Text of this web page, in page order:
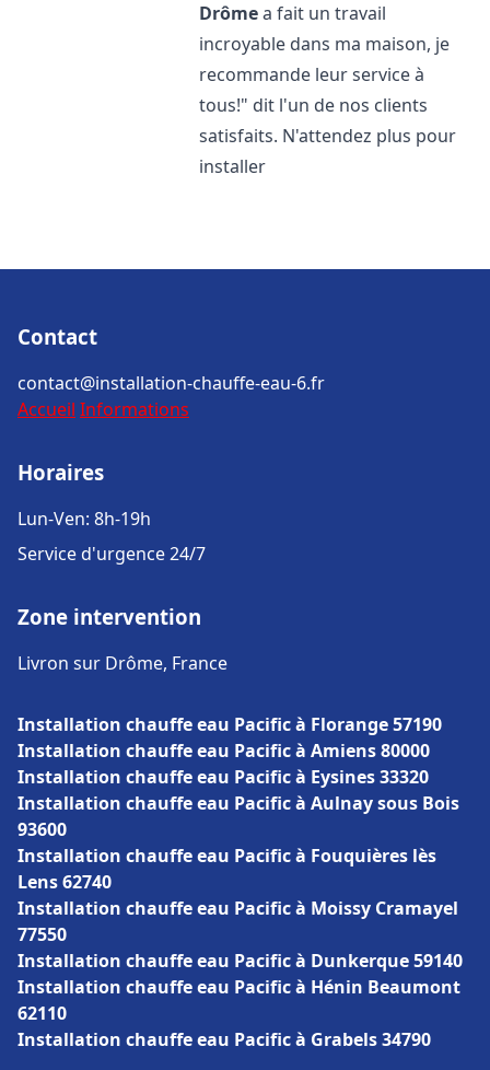
Drômea fait un travail
incroyable dans ma maison, je
recommande leur service à
tous!" dit l'un de nos clients
satisfaits. N'attendez plus pour
installer
Contact
contact@installation-chauffe-eau-6.fr
Accueil Informations
Horaires
Lun-Ven: 8h-19h
Service d'urgence 24/7
Zone intervention
Livron sur Drôme, France
Installation chauffe eau Pacific à Florange 57190
Installation chauffe eau Pacific à Amiens 80000
Installation chauffe eau Pacific à Eysines 33320
Installation chauffe eau Pacific à Aulnay sous Bois
93600
Installation chauffe eau Pacific à Fouquières lès
Lens 62740
Installation chauffe eau Pacific à Moissy Cramayel
77550
Installation chauffe eau Pacific à Dunkerque 59140
Installation chauffe eau Pacific à Hénin Beaumont
62110
Installation chauffe eau Pacific à Grabels 34790